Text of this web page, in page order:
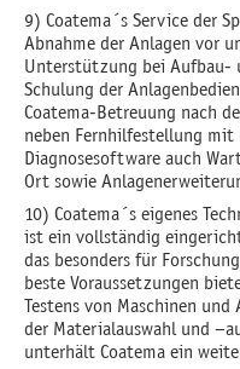
9) Coatema´s Service der
Abnahme der Anlagen vor
Unterstützung bei Aufbau-
Schulung der
Coatema-Betreuung nach
neben Fernhilfestellung
Diagnosesoftware auch
Ort sowie
10) Coatema´s eigenes
ist ein vollständig
das besonders für
beste Voraussetzungen
Testens von Maschinen
der Materialauswahl und
unterhält Coatema ein